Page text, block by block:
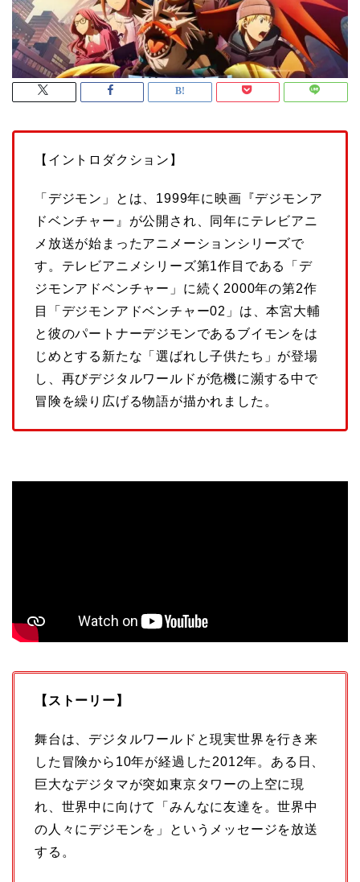
【イントロダクション】
「デジモン」とは、1999年に映画『デジモンア
ドベンチャー』が公開され、同年にテレビアニ
メ放送が始まったアニメーションシリーズで
す。テレビアニメシリーズ第1作目である「デ
ジモンアドベンチャー」に続く2000年の第2作
目「デジモンアドベンチャー02」は、本宮大輔
と彼のパートナーデジモンであるブイモンをは
じめとする新たな「選ばれし子供たち」が登場
し、再びデジタルワールドが危機に瀕する中で
冒険を繰り広げる物語が描かれました。
【ストーリー】
舞台は、デジタルワールドと現実世界を行き来
した冒険から10年が経過した2012年。ある日、
巨大なデジタマが突如東京タワーの上空に現
れ、世界中に向けて「みんなに友達を。世界中
の人々にデジモンを」というメッセージを放送
する。